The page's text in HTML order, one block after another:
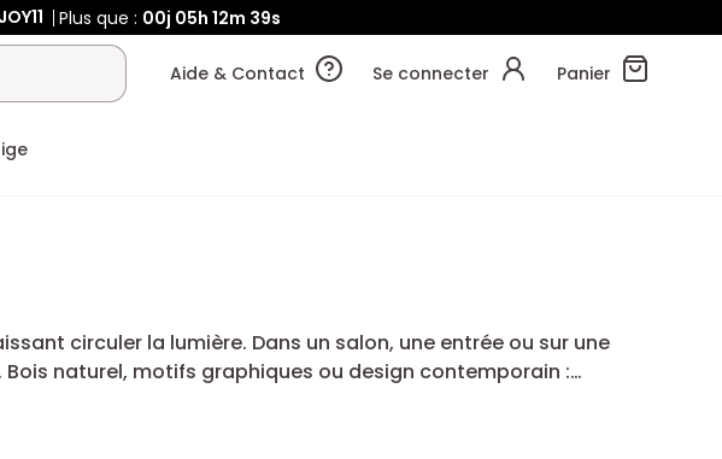
Plus que : 00j 05h 12m 38s
Aide & Contact Se connecter Panier
circuler la lumière. Dans un salon, une entrée ou sur une
naturel, motifs graphiques ou design contemporain :